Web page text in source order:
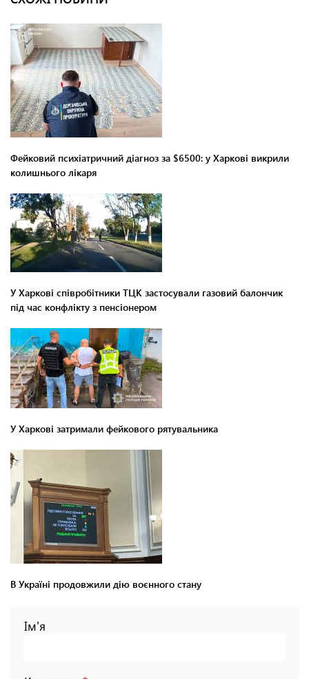
Фейковий психіатричний діагноз за $6500: у Харкові викрили
колишнього лікаря
У Харкові співробітники ТЦК застосували газовий балончик
під час конфлікту з пенсіонером
У Харкові затримали фейкового рятувальника
В Україні продовжили дію воєнного стану
Ім'я